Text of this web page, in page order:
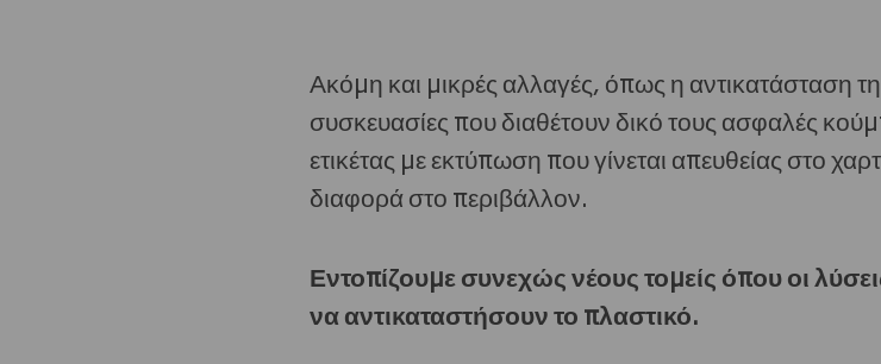
Ακόμη και μικρές αλλαγές, όπως η αντικατάσταση
συσκευασίες που διαθέτουν δικό τους ασφαλές
ετικέτας με εκτύπωση που γίνεται απευθείας στο
διαφορά στο περιβάλλον.
Εντοπίζουμε συνεχώς νέους τομείς όπου οι
να αντικαταστήσουν το πλαστικό.